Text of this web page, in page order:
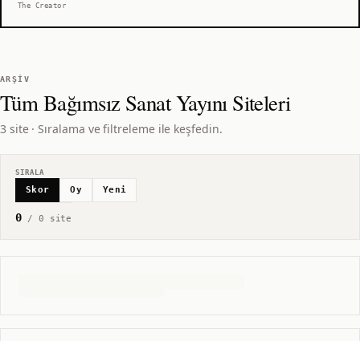
The Creator
ARŞIV
TümBağımsız Sanat YayınıSiteleri
3 site · Sıralama ve filtreleme ile keşfedin.
SIRALA
Skor Oy Yeni
0/ 0 site